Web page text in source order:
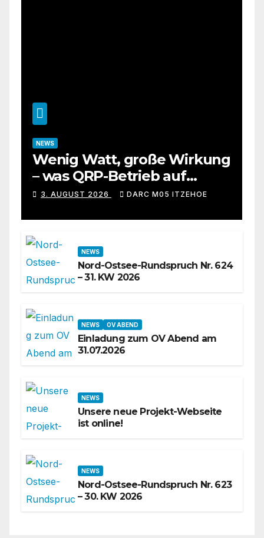
NEWS
Wenig Watt, große Wirkung
– was QRP-Betrieb auf
Kurzwelle wirklich kann
3. AUGUST 2026 DARC M05 ITZEHOE
NEWS
Nord-Ostsee-Rundspruch Nr. 624
– 31. KW 2026
NEWS OV ABEND
Einladung zum OV Abend am
31.07.2026
NEWS
Unsere neue Projekt-Webseite
ist online!
NEWS
Nord-Ostsee-Rundspruch Nr. 623
– 30. KW 2026